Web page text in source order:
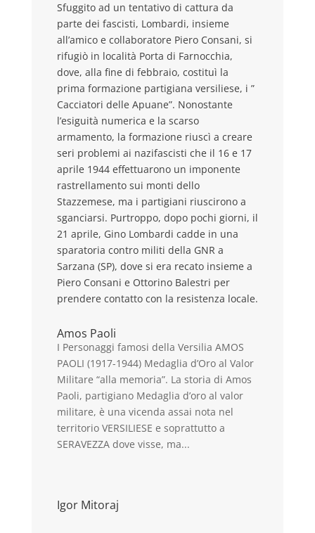
Sfuggito ad un tentativo di cattura da
parte dei fascisti, Lombardi, insieme
all’amico e collaboratore Piero Consani, si
rifugiò in località Porta di Farnocchia,
dove, alla fine di febbraio, costituì la
prima formazione partigiana versiliese, i ”
Cacciatori delle Apuane”. Nonostante
l’esiguità numerica e la scarso
armamento, la formazione riuscì a creare
seri problemi ai nazifascisti che il 16 e 17
aprile 1944 effettuarono un imponente
rastrellamento sui monti dello
Stazzemese, ma i partigiani riuscirono a
sganciarsi. Purtroppo, dopo pochi giorni, il
21 aprile, Gino Lombardi cadde in una
sparatoria contro militi della GNR a
Sarzana (SP), dove si era recato insieme a
Piero Consani e Ottorino Balestri per
prendere contatto con la resistenza locale.
Amos Paoli
I Personaggi famosi della Versilia AMOS
PAOLI (1917-1944) Medaglia d’Oro al Valor
Militare “alla memoria”. La storia di Amos
Paoli, partigiano Medaglia d’oro al valor
militare, è una vicenda assai nota nel
territorio VERSILIESE e soprattutto a
SERAVEZZA dove visse, ma...
Igor Mitoraj